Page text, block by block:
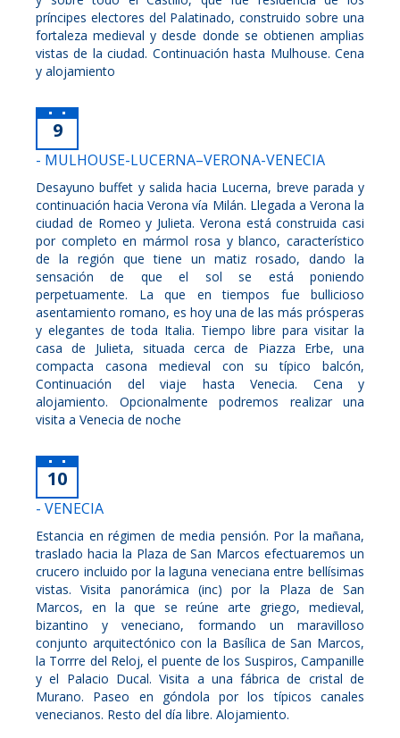
príncipes electores del Palatinado, construido sobre una
fortaleza medieval y desde donde se obtienen amplias
vistas de la ciudad. Continuación hasta Mulhouse. Cena
y alojamiento
9
- MULHOUSE-LUCERNA–VERONA-VENECIA
Desayuno buffet y salida hacia Lucerna, breve parada y
continuación hacia Verona vía Milán. Llegada a Verona la
ciudad de Romeo y Julieta. Verona está construida casi
por completo en mármol rosa y blanco, característico
de la región que tiene un matiz rosado, dando la
sensación de que el sol se está poniendo
perpetuamente. La que en tiempos fue bullicioso
asentamiento romano, es hoy una de las más prósperas
y elegantes de toda Italia. Tiempo libre para visitar la
casa de Julieta, situada cerca de Piazza Erbe, una
compacta casona medieval con su típico balcón,
Continuación del viaje hasta Venecia. Cena y
alojamiento. Opcionalmente podremos realizar una
visita a Venecia de noche
10
- VENECIA
Estancia en régimen de media pensión. Por la mañana,
traslado hacia la Plaza de San Marcos efectuaremos un
crucero incluido por la laguna veneciana entre bellísimas
vistas. Visita panorámica (inc) por la Plaza de San
Marcos, en la que se reúne arte griego, medieval,
bizantino y veneciano, formando un maravilloso
conjunto arquitectónico con la Basílica de San Marcos,
la Torrre del Reloj, el puente de los Suspiros, Campanille
y el Palacio Ducal. Visita a una fábrica de cristal de
Murano. Paseo en góndola por los típicos canales
venecianos. Resto del día libre. Alojamiento.